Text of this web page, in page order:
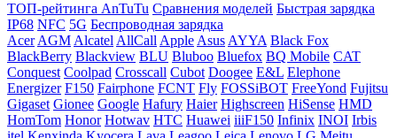
ТОП-рейтинга AnTuTu Сравнения моделей Быстрая зарядка
IP68 NFC 5G Беспроводная зарядка
Acer AGM Alcatel AllCall Apple Asus AYYA Black Fox
BlackBerry Blackview BLU Bluboo Bluefox BQ Mobile CAT
Conquest Coolpad Crosscall Cubot Doogee E&L Elephone
Energizer F150 Fairphone FCNT Fly FOSSiBOT FreeYond Fujitsu
Gigaset Gionee Google Hafury Haier Highscreen HiSense HMD
HomTom Honor Hotwav HTC Huawei iiiF150 Infinix INOI Irbis